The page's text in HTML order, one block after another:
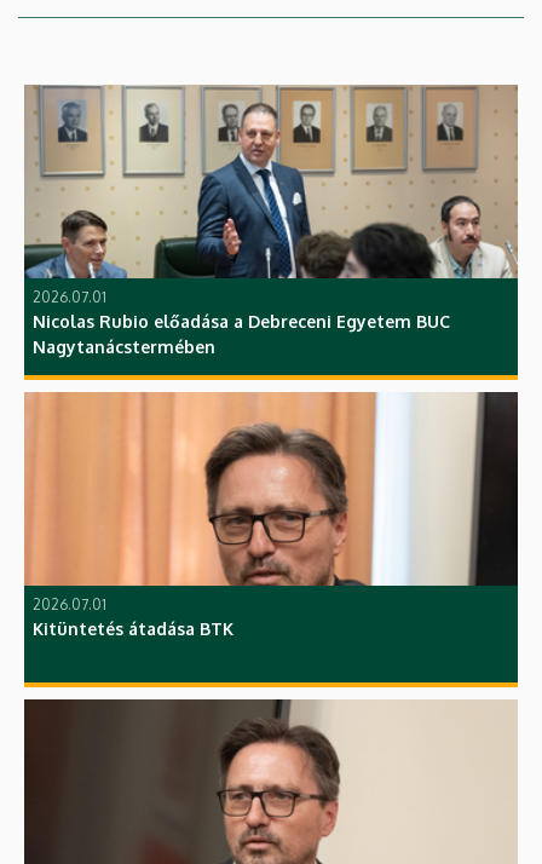
2026.07.01
Nicolas Rubio előadása a Debreceni Egyetem BUC
Nagytanácstermében
2026.07.01
Kitüntetés átadása BTK